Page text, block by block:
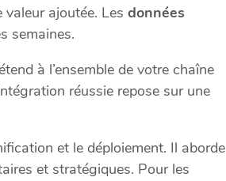
ajoutée. Les données
semaines.
à l’ensemble de votre chaîne
réussie repose sur une
et le déploiement. Il aborde
et stratégiques. Pour les